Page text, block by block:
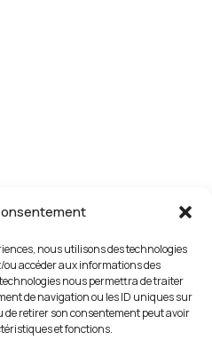
nous utilisons des technologies
ou accéder aux informations des
nous permettra de traiter
de navigation ou les ID uniques sur
de retirer son consentement peut avoir
et fonctions.